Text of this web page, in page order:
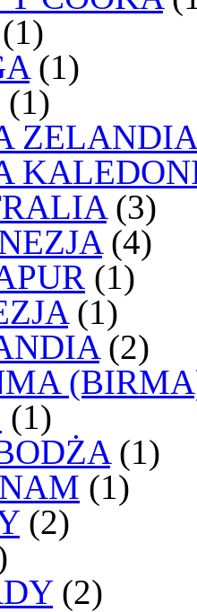
(1)
(1)
(1)
ZELANDIA
(3)
(4)
(1)
(1)
(2)
(1)
(1)
(1)
(2)
(2)